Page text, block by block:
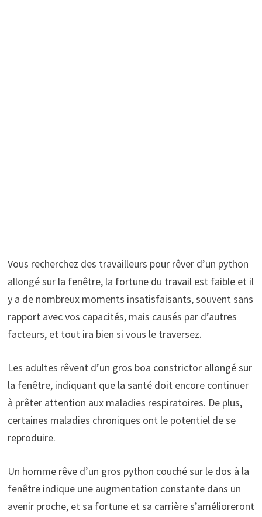
Vous recherchez des travailleurs pour rêver d’un python
allongé sur la fenêtre, la fortune du travail est faible et il
y a de nombreux moments insatisfaisants, souvent sans
rapport avec vos capacités, mais causés par d’autres
facteurs, et tout ira bien si vous le traversez.
Les adultes rêvent d’un gros boa constrictor allongé sur
la fenêtre, indiquant que la santé doit encore continuer
à prêter attention aux maladies respiratoires. De plus,
certaines maladies chroniques ont le potentiel de se
reproduire.
Un homme rêve d’un gros python couché sur le dos à la
fenêtre indique une augmentation constante dans un
avenir proche, et sa fortune et sa carrière s’amélioreront